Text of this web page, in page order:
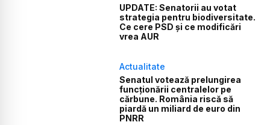
UPDATE: Senatorii au votat
strategia pentru biodiversitate.
Ce cere PSD și ce modificări
vrea AUR
Actualitate
Senatul votează prelungirea
funcționării centralelor pe
cărbune. România riscă să
piardă un miliard de euro din
PNRR